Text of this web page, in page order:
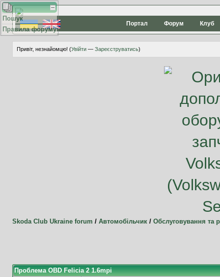
Портал Форум Клуб
Привіт, незнайомцю! (Увійти— Зареєструватись)
Skoda Club Ukraine forum / Автомобільчик/ Обслуговування та
Пошук
Правила форуму
Проблема OBD Felicia 2 1.6mpi